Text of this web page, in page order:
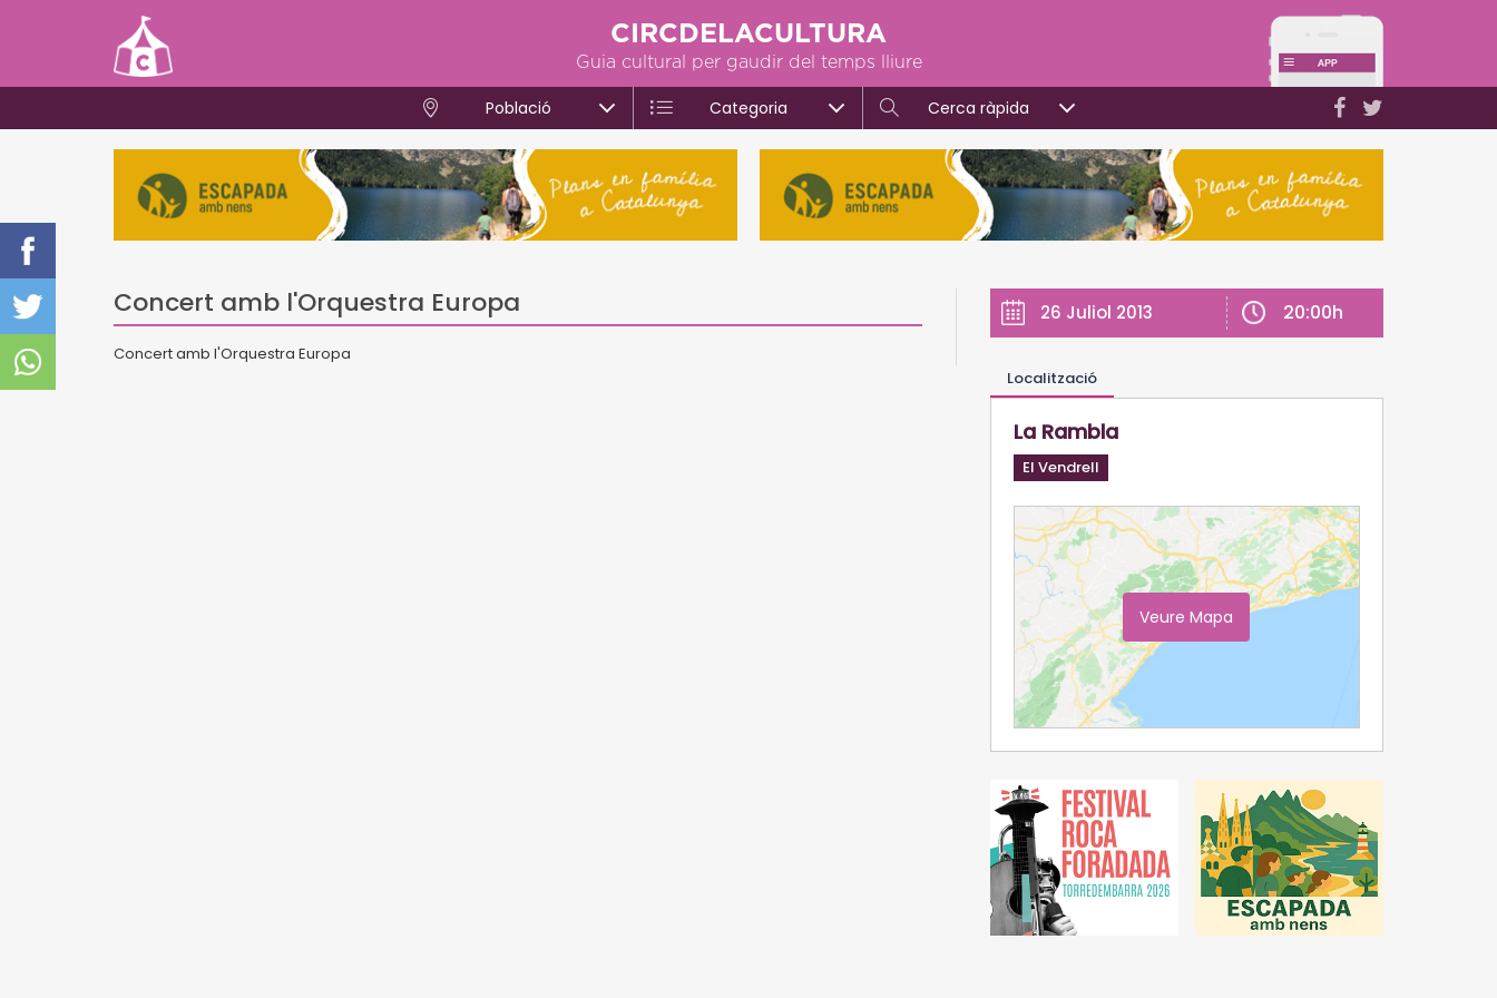
CIRCDELACULTURA
Guia cultural per gaudir del temps lliure
Població Categoria Cerca ràpida
Concert amb l'Orquestra Europa
Concert amb l'Orquestra Europa
26 Juliol 2013 20:00h
Localització
La Rambla
El Vendrell
Veure Mapa